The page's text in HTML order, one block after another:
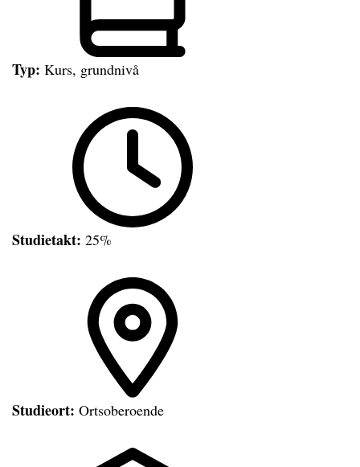
Typ: Kurs, grundnivå
Studietakt: 25%
Studieort: Ortsoberoende